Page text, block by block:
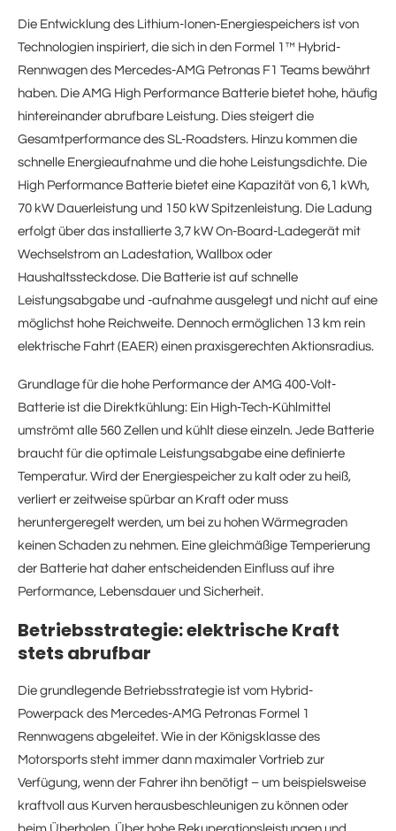
Die Entwicklung des Lithium-Ionen-Energiespeichers ist von
Technologien inspiriert, die sich in den Formel 1™ Hybrid-
Rennwagen des Mercedes-AMG Petronas F1 Teams bewährt
haben. Die AMG High Performance Batterie bietet hohe, häufig
hintereinander abrufbare Leistung. Dies steigert die
Gesamtperformance des SL-Roadsters. Hinzu kommen die
schnelle Energieaufnahme und die hohe Leistungsdichte. Die
High Performance Batterie bietet eine Kapazität von 6,1 kWh,
70 kW Dauerleistung und 150 kW Spitzenleistung. Die Ladung
erfolgt über das installierte 3,7 kW On-Board-Ladegerät mit
Wechselstrom an Ladestation, Wallbox oder
Haushaltssteckdose. Die Batterie ist auf schnelle
Leistungsabgabe und -aufnahme ausgelegt und nicht auf eine
möglichst hohe Reichweite. Dennoch ermöglichen 13 km rein
elektrische Fahrt (EAER) einen praxisgerechten Aktionsradius.
Grundlage für die hohe Performance der AMG 400-Volt-
Batterie ist die Direktkühlung: Ein High-Tech-Kühlmittel
umströmt alle 560 Zellen und kühlt diese einzeln. Jede Batterie
braucht für die optimale Leistungsabgabe eine definierte
Temperatur. Wird der Energiespeicher zu kalt oder zu heiß,
verliert er zeitweise spürbar an Kraft oder muss
heruntergeregelt werden, um bei zu hohen Wärmegraden
keinen Schaden zu nehmen. Eine gleichmäßige Temperierung
der Batterie hat daher entscheidenden Einfluss auf ihre
Performance, Lebensdauer und Sicherheit.
Betriebsstrategie: elektrische Kraft
stets abrufbar
Die grundlegende Betriebsstrategie ist vom Hybrid-
Powerpack des Mercedes-AMG Petronas Formel 1
Rennwagens abgeleitet. Wie in der Königsklasse des
Motorsports steht immer dann maximaler Vortrieb zur
Verfügung, wenn der Fahrer ihn benötigt – um beispielsweise
kraftvoll aus Kurven herausbeschleunigen zu können oder